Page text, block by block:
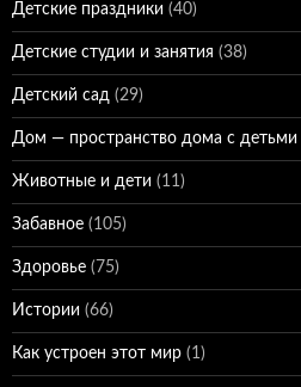
Детские праздники (40)
Детские студии и занятия (38)
Детский сад (29)
Дом — пространство дома с детьми
Животные и дети (11)
Забавное (105)
Здоровье (75)
Истории (66)
Как устроен этот мир (1)